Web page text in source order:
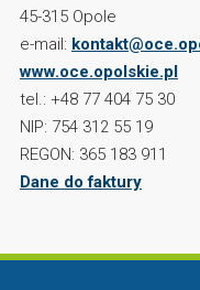
45-315 Opole
e-mail:
www.oce.opolskie.pl
tel.: +48 77 404 75 30
NIP: 754 312 55 19
REGON: 365 183 911
Dane do faktury